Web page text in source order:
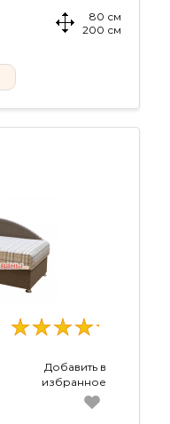
80 см
200 см
Добавить в
избранное